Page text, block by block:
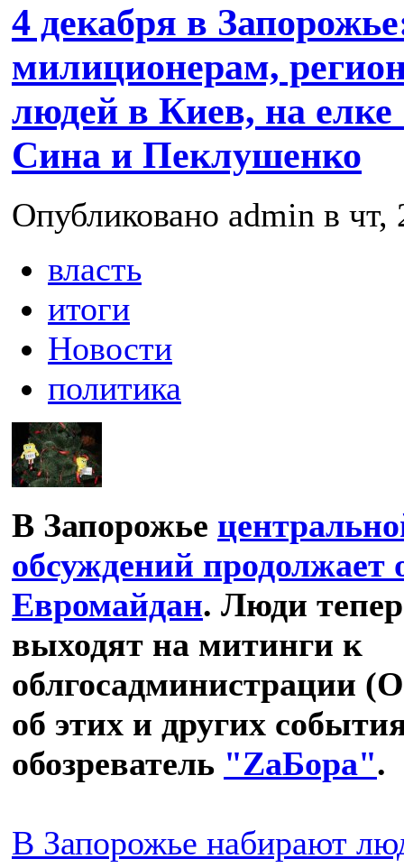
4 декабря в
милиционерам,
людей в Киев, на
Сина и Пеклушенко
Опубликовано admin в
власть
итоги
Новости
политика
В Запорожье
обсуждений продолжает
Евромайдан. Люди
выходят на митинги к
облгосадминистрации
об этих и других
обозреватель "ZaБора".
В Запорожье набирают